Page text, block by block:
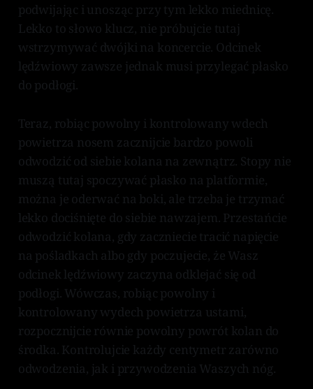
podwijając i unosząc przy tym lekko miednicę.
Lekko to słowo klucz, nie próbujcie tutaj
wstrzymywać dwójki na koncercie. Odcinek
lędźwiowy zawsze jednak musi przylegać płasko
do podłogi.
Teraz, robiąc powolny i kontrolowany wdech
powietrza nosem zacznijcie bardzo powoli
odwodzić od siebie kolana na zewnątrz. Stopy nie
muszą tutaj spoczywać płasko na platformie,
można je oderwać na boki, ale trzeba je trzymać
lekko dociśnięte do siebie nawzajem. Przestańcie
odwodzić kolana, gdy zaczniecie tracić napięcie
na pośladkach albo gdy poczujecie, że Wasz
odcinek lędźwiowy zaczyna odklejać się od
podłogi. Wówczas, robiąc powolny i
kontrolowany wydech powietrza ustami,
rozpocznijcie równie powolny powrót kolan do
środka. Kontrolujcie każdy centymetr zarówno
odwodzenia, jak i przywodzenia Waszych nóg.